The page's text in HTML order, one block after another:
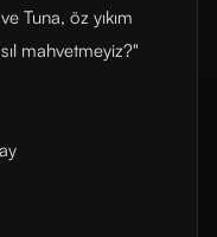
Tuna, öz yıkım
mahvetmeyiz?"